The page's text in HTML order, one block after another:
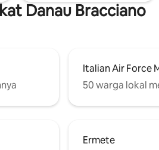
Danau Bracciano
Italian Air Force
50 warga lokal
Ermete